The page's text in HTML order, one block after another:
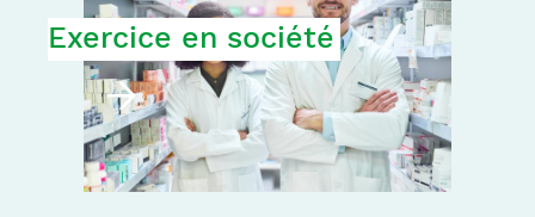
Exercice en société